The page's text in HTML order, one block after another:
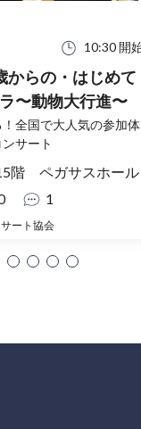
10:30 開
らの・はじめて
〜動物大行進〜
全国で大人気の参加体
サート
階 ペガサスホール
1
ート協会